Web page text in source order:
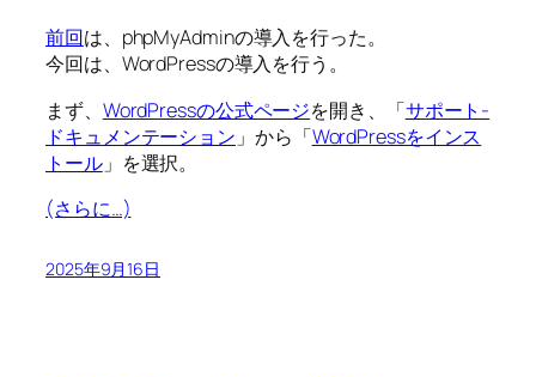
前回は、phpMyAdminの導入を行った。
今回は、WordPressの導入を行う。
まず、 WordPressの公式ページを開き、「サポート-
ドキュメンテーション 」から「WordPressをインス
トール」を選択。
(さらに…)
2025年9月16日